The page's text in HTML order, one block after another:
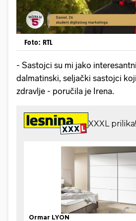
Foto: RTL
- Sastojci su mi jako
dalmatinski, seljački sastojci
zdravlje - poručila je Irena.